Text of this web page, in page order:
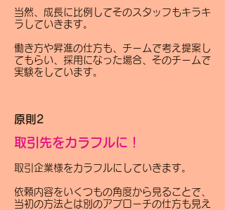
当然、成長に比例してそのスタッフもキラキ
ラしていきます。
働き方や昇進の仕方も、チームで考え提案し
てもらい、採用になった場合、そのチームで
実験をしています。
原則2
取引先をカラフルに！
取引企業様をカラフルにしていきます。
依頼内容をいくつもの角度から見ることで、
当初の方法とは別のアプローチの仕方も見え